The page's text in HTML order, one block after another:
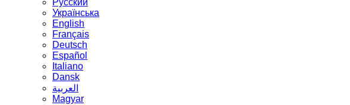
Українська
English
Français
Deutsch
Español
Italiano
Dansk
العربية
Magyar